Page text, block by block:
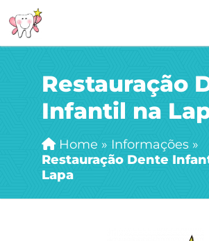
Restauração
Infantil na
Home » Informações »
Restauração Dente
Lapa